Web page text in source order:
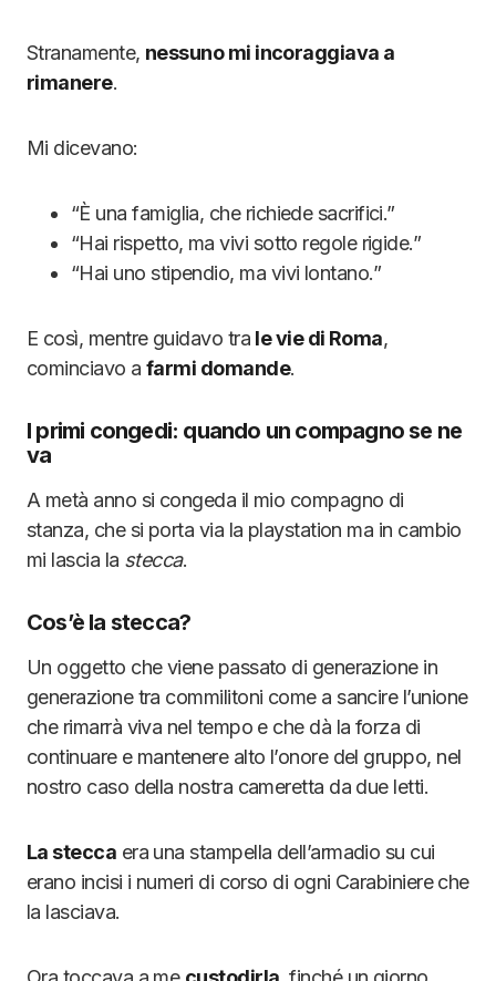
Stranamente, nessuno mi incoraggiava a
rimanere.
Mi dicevano:
“È una famiglia, che richiede sacrifici.”
“Hai rispetto, ma vivi sotto regole rigide.”
“Hai uno stipendio, ma vivi lontano.”
E così, mentre guidavo tra le vie di Roma,
cominciavo a farmi domande.
I primi congedi: quando un compagno se ne
va
A metà anno si congeda il mio compagno di
stanza, che si porta via la playstation ma in cambio
mi lascia la stecca.
Cos’è la stecca?
Un oggetto che viene passato di generazione in
generazione tra commilitoni come a sancire l’unione
che rimarrà viva nel tempo e che dà la forza di
continuare e mantenere alto l’onore del gruppo, nel
nostro caso della nostra cameretta da due letti.
La stecca era una stampella dell’armadio su cui
erano incisi i numeri di corso di ogni Carabiniere che
la lasciava.